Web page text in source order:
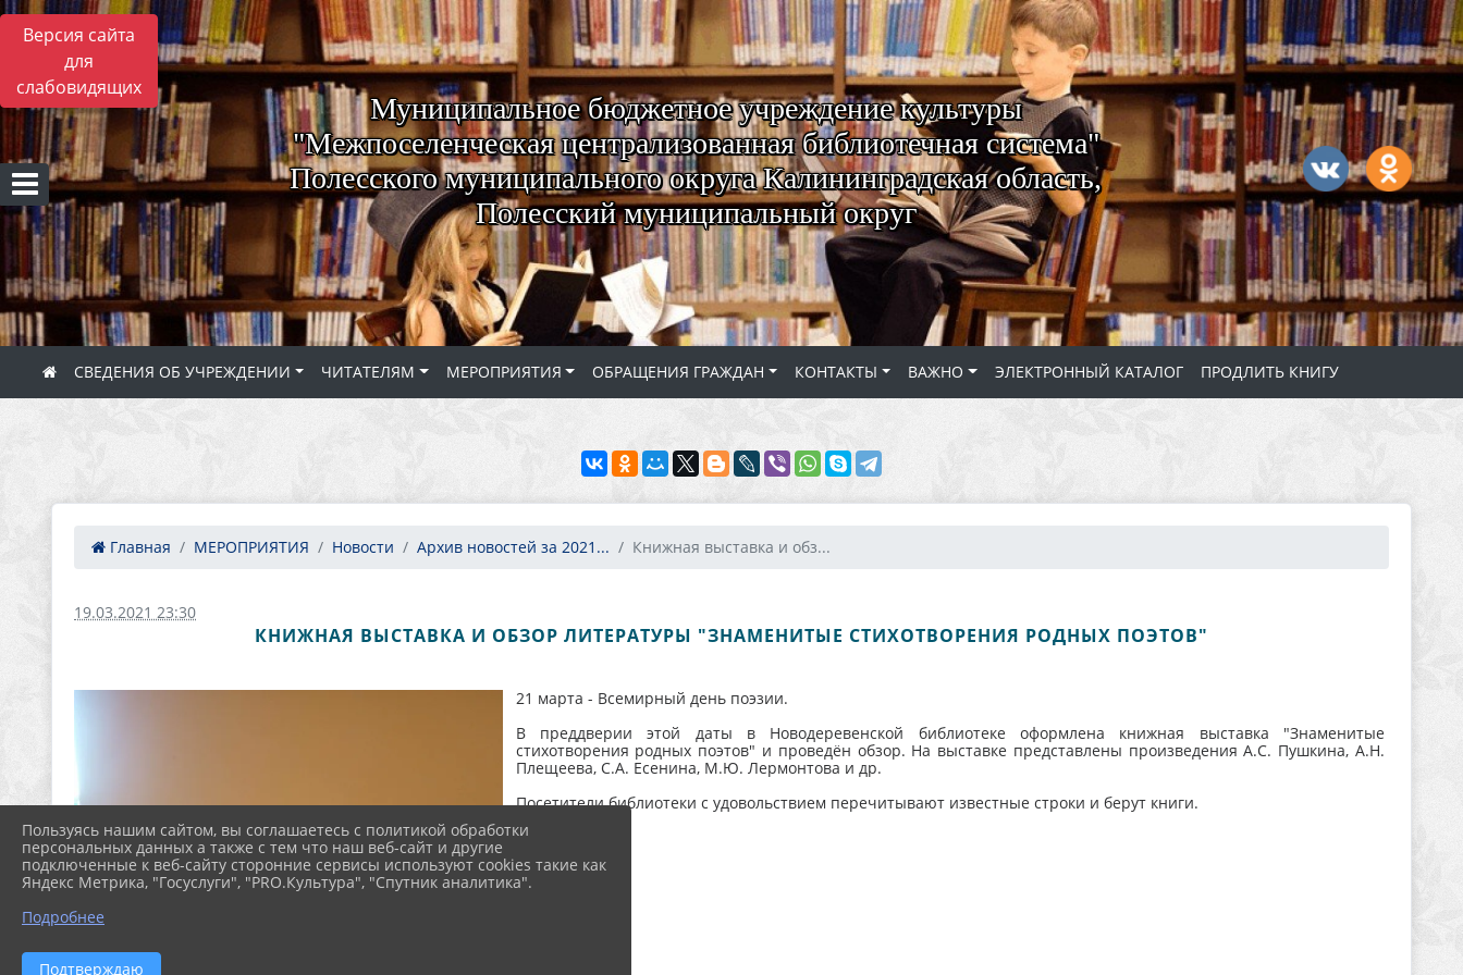
Версия сайта
для
слабовидящих
Муниципальное бюджетное учреждение культуры
"Межпоселенческая централизованная библиотечная система"
Полесского муниципального округа Калининградская область,
Полесский муниципальный округ
СВЕДЕНИЯ ОБ УЧРЕЖДЕНИИ ЧИТАТЕЛЯМ МЕРОПРИЯТИЯ ОБРАЩЕНИЯ ГРАЖДАН КОНТАКТЫ ВАЖНО ЭЛЕКТРОННЫЙ КАТАЛОГ ПРОДЛИТЬ КНИГУ
Главная МЕРОПРИЯТИЯ Новости Архив новостей за 2021... Книжная выставка и обз...
19.03.2021 23:30
КНИЖНАЯ ВЫСТАВКА И ОБЗОР ЛИТЕРАТУРЫ "ЗНАМЕНИТЫЕ СТИХОТВОРЕНИЯ РОДНЫХ ПОЭТОВ"
21 марта - Всемирный день поэзии.
В преддверии этой даты в Новодеревенской библиотеке оформлена книжная выставка "Знаменитые
стихотворения родных поэтов" и проведён обзор. На выставке представлены произведения А.С. Пушкина, А.Н.
Плещеева, С.А. Есенина, М.Ю. Лермонтова и др.
Посетители библиотеки с удовольствием перечитывают известные строки и берут книги.
Пользуясь нашим сайтом, вы соглашаетесь с политикой обработки
персональных данных а также с тем что наш веб-сайт и другие
подключенные к веб-сайту сторонние сервисы используют cookies такие как
Яндекс Метрика, "Госуслуги", "PRO.Культура", "Спутник аналитика".
Подробнее
Подтверждаю